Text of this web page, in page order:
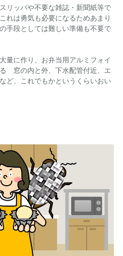
リッパや不要な雑誌・新聞紙等で
れは勇気も必要になるためあまり
手段としては難しい準備も不要で
量に作り、お弁当用アルミフォイ
窓の内と外、下水配管付近、エ
ど、これでもかというくらいおい